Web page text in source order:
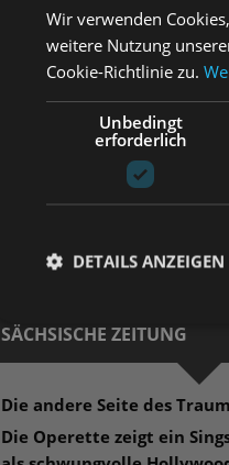
Gegenpart, Gero Wendorff
überzeugender Hallodri, der
überzeugt […] Ein wirklicher
Harmonists“, sieben
verschiedenen Rollen, die
à la Comedian Harmonists
choreografierte
SÄCHSISCHE ZEITUNG
Die andere Seite des
Die Operette zeigt ein
Wir verwenden
weitere Nutzung
Cookie-Richtlinie zu.
Unbedingt
erforderlich
DETAILS ANZEIGEN